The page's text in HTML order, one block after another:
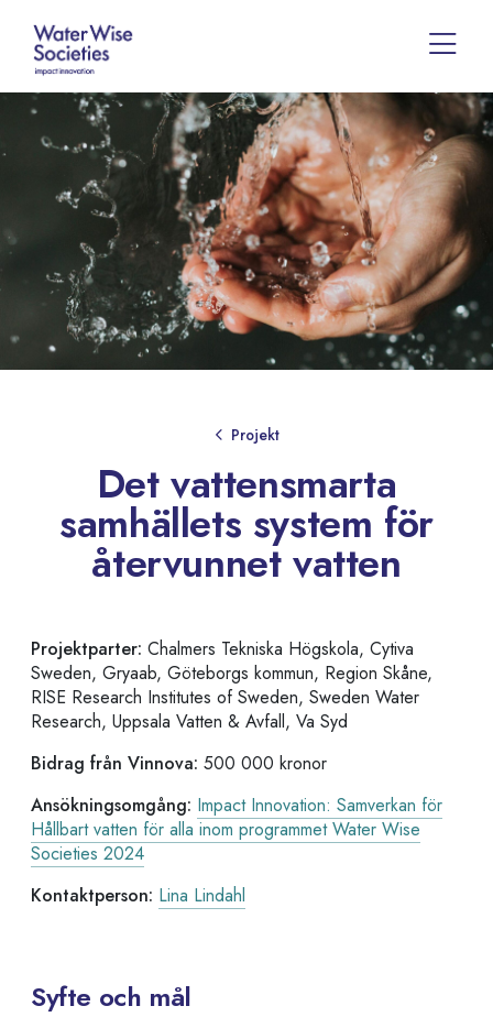
Projekt
Det vattensmarta
samhällets system för
återvunnet vatten
Projektparter: Chalmers Tekniska Högskola, Cytiva
Sweden, Gryaab, Göteborgs kommun, Region Skåne,
RISE Research Institutes of Sweden, Sweden Water
Research, Uppsala Vatten & Avfall, Va Syd
Bidrag från Vinnova: 500 000 kronor
Ansökningsomgång: Impact Innovation: Samverkan för
Hållbart vatten för alla inom programmet Water Wise
Societies 2024
Kontaktperson: Lina Lindahl
Syfte och mål